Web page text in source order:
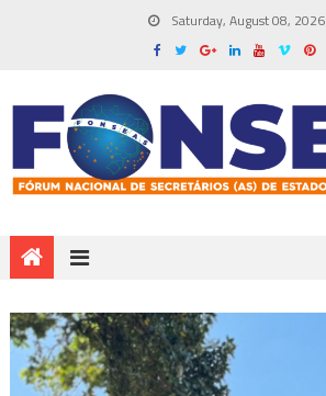
Saturday, August 08, 2026